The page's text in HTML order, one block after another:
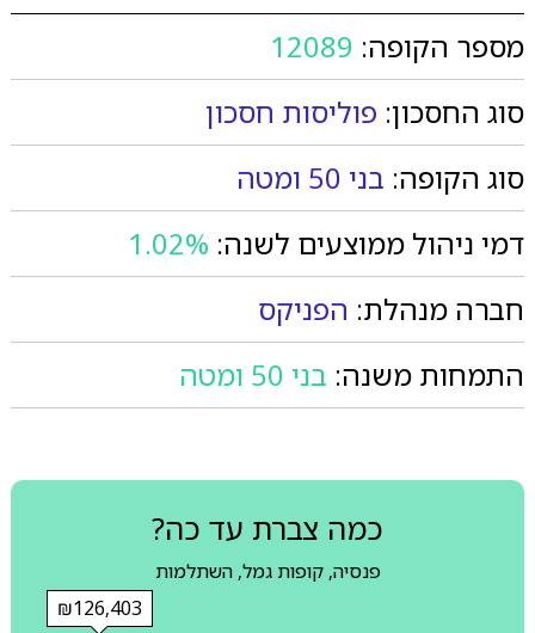
מספר הקופה: 12089
סוג החסכון: פוליסות חסכון
סוג הקופה: בני 50 ומטה
דמי ניהול ממוצעים לשנה: 1.02%
חברה מנהלת: הפניקס
התמחות משנה: בני 50 ומטה
כמה צברת עד כה?
פנסיה, קופות גמל, השתלמות
₪126,403